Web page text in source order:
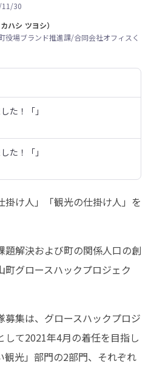
11/30
ハシ ツヨシ）
役場ブランド推進課/合同会社オフィスく
た！「」
た！「」
け人」「観光の仕掛け人」を
解決および町の関係人口の創
グロースハックプロジェク
募集は、グロースハックプロジ
して2021年4月の着任を目指し
観光」部門の2部門、それぞれ